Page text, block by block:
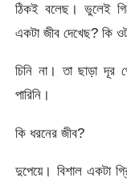
ঠিকই বলেছ। ভুলেই
একটা জীব দেখেছ? কি
চিনি না। তা ছাড়া দূর
পারিনি।
কি ধরনের জীব?
দুপেয়ে। বিশাল একটা